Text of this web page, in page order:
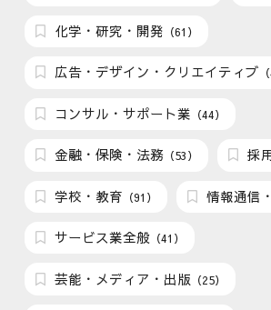
化学・研究・開発 （61）
広告・デザイン・クリエイティブ
コンサル・サポート業 （44）
金融・保険・法務 （53） 採
学校・教育 （91） 情報通信
サービス業全般 （41）
芸能・メディア・出版 （25）